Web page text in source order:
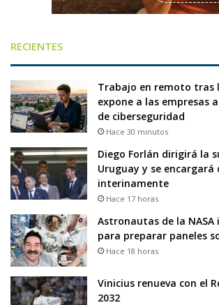
RECIENTES
Trabajo en remoto tras
expone a las empresas
de ciberseguridad
Hace 30 minutos
Diego Forlán dirigirá la
Uruguay y se
interinamente
Hace 17 horas
Astronautas de la
para preparar paneles
Hace 18 horas
Vinicius renueva con el
2032